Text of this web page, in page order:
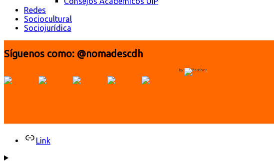
Redes
Sociocultural
Sociojurídica
Síguenos como: @nomadescdh
by
Link